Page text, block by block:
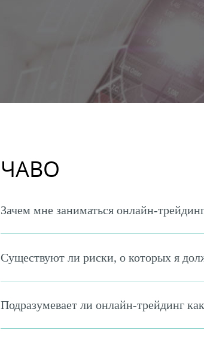
ЧАВО
Зачем мне заниматься онлайн-
Существуют ли риски, о которых я
Подразумевает ли онлайн-трейдинг